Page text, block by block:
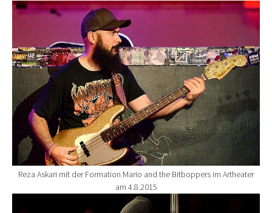
Show larger version for:
Reza Askari mit der Formation Mario and the Bitboppers im Artheater
am 4.8.2015